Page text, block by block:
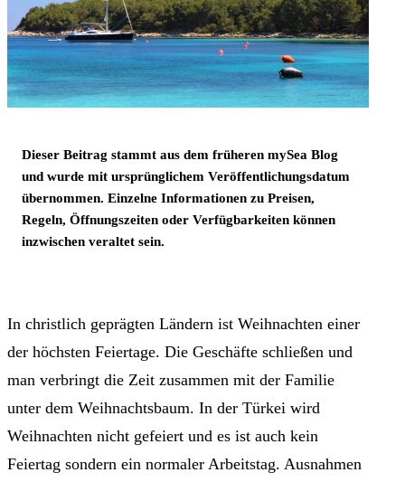
Dieser Beitrag stammt aus dem früheren mySea Blog
und wurde mit ursprünglichem Veröffentlichungsdatum
übernommen. Einzelne Informationen zu Preisen,
Regeln, Öffnungszeiten oder Verfügbarkeiten können
inzwischen veraltet sein.
In christlich geprägten Ländern ist Weihnachten einer
der höchsten Feiertage. Die Geschäfte schließen und
man verbringt die Zeit zusammen mit der Familie
unter dem Weihnachtsbaum. In der Türkei wird
Weihnachten nicht gefeiert und es ist auch kein
Feiertag sondern ein normaler Arbeitstag. Ausnahmen